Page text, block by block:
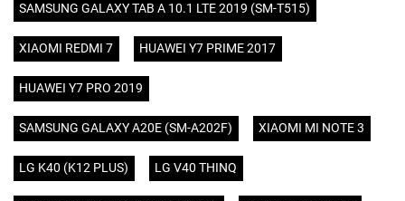
SAMSUNG GALAXY TAB A 10.1 LTE 2019 (SM-T515)
XIAOMI REDMI 7 HUAWEI Y7 PRIME 2017
HUAWEI Y7 PRO 2019
SAMSUNG GALAXY A20E (SM-A202F) XIAOMI MI NOTE 3
LG K40 (K12 PLUS) LG V40 THINQ